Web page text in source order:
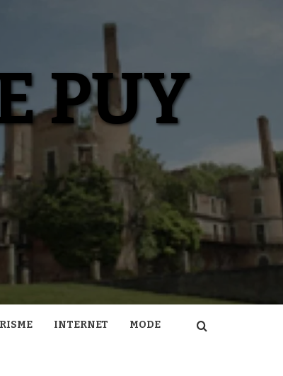
PUY
INTERNET MODE